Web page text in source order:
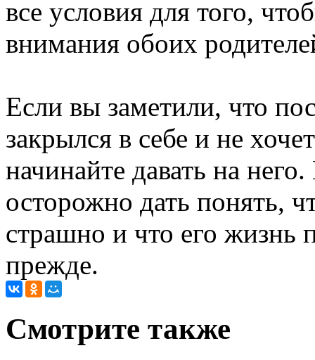
все условия для того,
внимания обоих
Если вы заметили, что
закрылся в себе и не
начинайте давать на
осторожно дать понять,
страшно и что его жизнь
прежде.
Cмотрите также